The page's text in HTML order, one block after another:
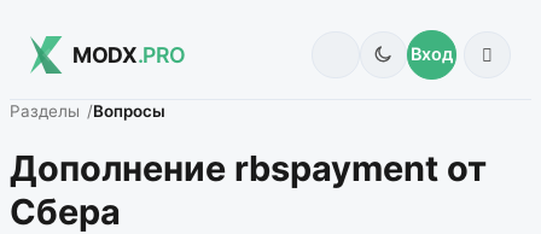
MODX.PRO Вход
Разделы Вопросы
Дополнение rbspayment от
Сбера